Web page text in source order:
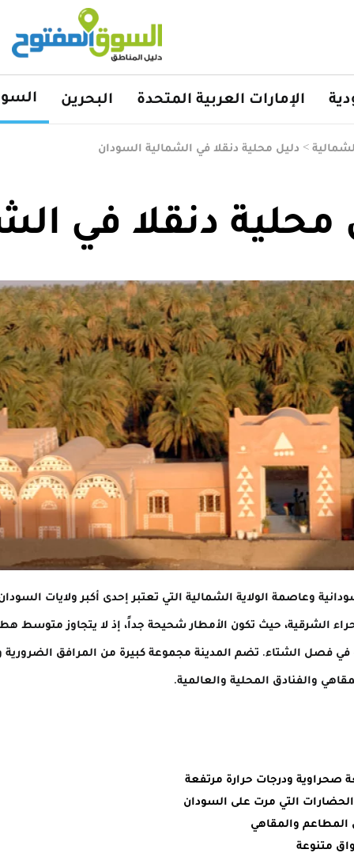
الإمارات العربية المتحدة البحرين
> دليل محلية دنقلا في الشمالية السودان
محلية دنقلا في
وعاصمة الولاية الشمالية التي تعتبر إحدى أكبر ولايات
الشرقية، حيث تكون الأمطار شحيحة جداً، إذ لا يتجاوز متوسط
فصل الشتاء. تضم المدينة مجموعة كبيرة من المرافق الضرورية
والفنادق المحلية والعالمية.
صحراوية ودرجات حرارة مرتفعة
الحضارات التي مرت على السودان
المطاعم والمقاهي
متنوعة